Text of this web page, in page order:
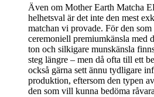
Även om Mother Earth Matcha
helhetsval är det inte den mest
matchan vi provade. För den
ceremoniell premiumkänsla med
ton och silkigare munskänsla
steg längre – men då ofta till ett
också gärna sett ännu tydligare
produktion, eftersom den typen
den som vill kunna bedöma